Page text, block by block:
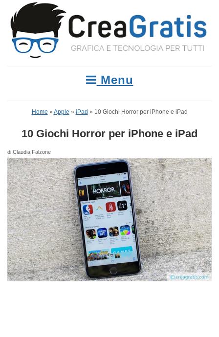
Menu
Home » Apple » iPad » 10 Giochi Horror per iPhone e iPad
10 Giochi Horror per iPhone e iPad
di Claudia Falzone